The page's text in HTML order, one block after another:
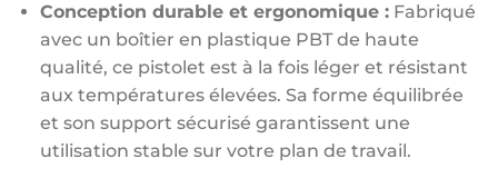
Conception durable et ergonomique :Fabriqué
avec un boîtier en plastique PBT de haute
qualité, ce pistolet est à la fois léger et résistant
aux températures élevées. Sa forme équilibrée
et son support sécurisé garantissent une
utilisation stable sur votre plan de travail.